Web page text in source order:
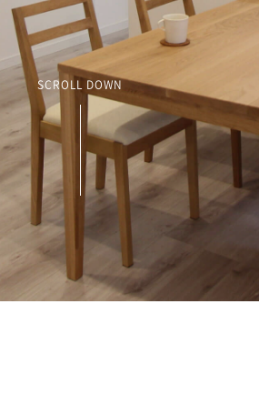
SCROLL DOWN